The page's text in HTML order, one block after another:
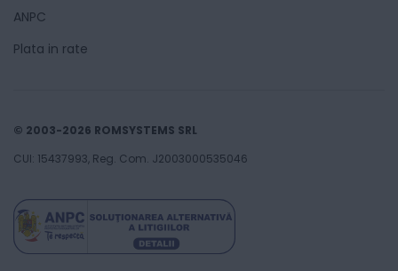
ANPC
Plata in rate
© 2003-2026 ROMSYSTEMS SRL
CUI: 15437993, Reg. Com. J2003000535046